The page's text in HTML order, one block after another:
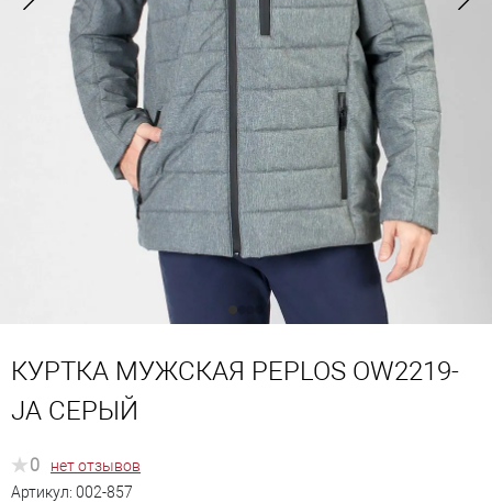
КУРТКА МУЖСКАЯ PEPLOS OW2219-
JA СЕРЫЙ
0
нет отзывов
Артикул: 002-857